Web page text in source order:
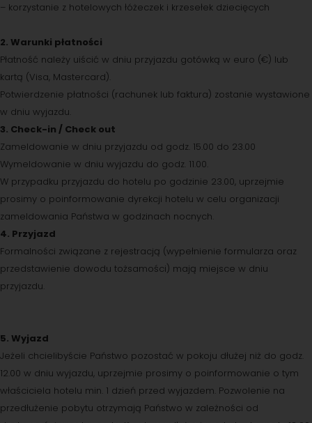
– korzystanie z hotelowych łóżeczek i krzesełek dziecięcych
2. Warunki płatności
Płatność należy uiścić w dniu przyjazdu gotówką w euro (€) lub
kartą (Visa, Mastercard).
Potwierdzenie płatności (rachunek lub faktura) zostanie wystawione
w dniu wyjazdu.
3. Check-in / Check out
Zameldowanie w dniu przyjazdu od godz. 15.00 do 23.00
Wymeldowanie w dniu wyjazdu do godz. 11.00.
W przypadku przyjazdu do hotelu po godzinie 23.00, uprzejmie
prosimy o poinformowanie dyrekcji hotelu w celu organizacji
zameldowania Państwa w godzinach nocnych.
4. Przyjazd
Formalności związane z rejestracją (wypełnienie formularza oraz
przedstawienie dowodu tożsamości) mają miejsce w dniu
przyjazdu.
5. Wyjazd
Jeżeli chcielibyście Państwo pozostać w pokoju dłużej niż do godz.
12.00 w dniu wyjazdu, uprzejmie prosimy o poinformowanie o tym
właściciela hotelu min. 1 dzień przed wyjazdem. Pozwolenie na
przedłużenie pobytu otrzymają Państwo w zależności od